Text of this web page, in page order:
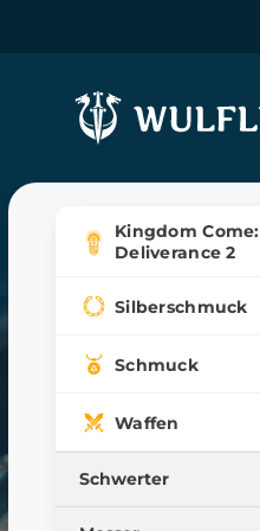
Kingdom Come:
Deliverance 2
Silberschmuck
Schmuck
Waffen
Schwerter